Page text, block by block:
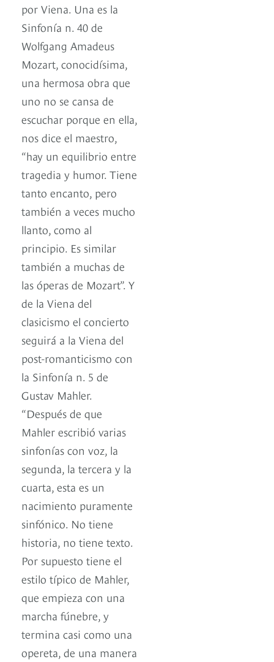
por Viena. Una es la
Sinfonía n. 40 de
Wolfgang Amadeus
Mozart, conocidísima,
una hermosa obra que
uno no se cansa de
escuchar porque en ella,
nos dice el maestro,
“hay un equilibrio entre
tragedia y humor. Tiene
tanto encanto, pero
también a veces mucho
llanto, como al
principio. Es similar
también a muchas de
las óperas de Mozart”. Y
de la Viena del
clasicismo el concierto
seguirá a la Viena del
post-romanticismo con
la Sinfonía n. 5 de
Gustav Mahler.
“Después de que
Mahler escribió varias
sinfonías con voz, la
segunda, la tercera y la
cuarta, esta es un
nacimiento puramente
sinfónico. No tiene
historia, no tiene texto.
Por supuesto tiene el
estilo típico de Mahler,
que empieza con una
marcha fúnebre, y
termina casi como una
opereta, de una manera